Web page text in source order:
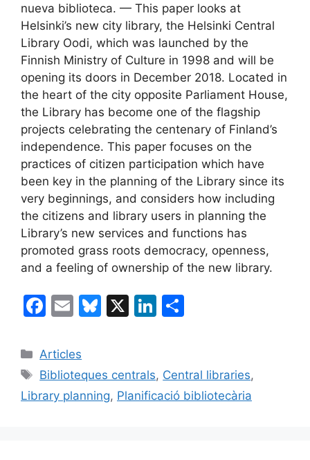
nueva biblioteca. — This paper looks at
Helsinki’s new city library, the Helsinki Central
Library Oodi, which was launched by the
Finnish Ministry of Culture in 1998 and will be
opening its doors in December 2018. Located in
the heart of the city opposite Parliament House,
the Library has become one of the flagship
projects celebrating the centenary of Finland’s
independence. This paper focuses on the
practices of citizen participation which have
been key in the planning of the Library since its
very beginnings, and considers how including
the citizens and library users in planning the
Library’s new services and functions has
promoted grass roots democracy, openness,
and a feeling of ownership of the new library.
F
c
e
b
E
ai
l
Bl
s
k
X
Li
e
dI
p
ar
Categories
Articles
Etiquetes
Biblioteques centrals, Central libraries,
Library planning, Planificació bibliotecària